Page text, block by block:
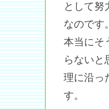
として努
なのです
本当にそ
らないと
理に沿っ
す。